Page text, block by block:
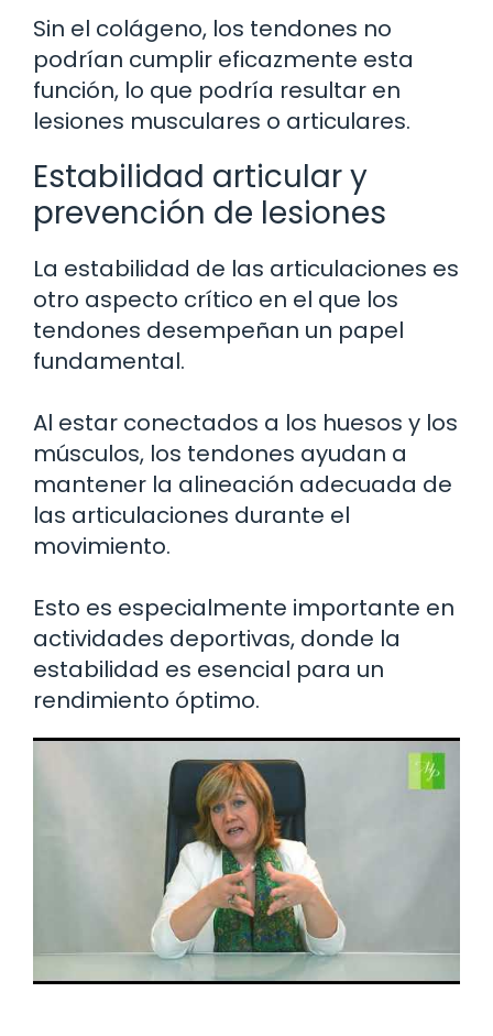
Sin el colágeno, los tendones no
podrían cumplir eficazmente esta
función, lo que podría resultar en
lesiones musculares o articulares.
Estabilidad articular y
prevención de lesiones
La estabilidad de las articulaciones es
otro aspecto crítico en el que los
tendones desempeñan un papel
fundamental.
Al estar conectados a los huesos y los
músculos, los tendones ayudan a
mantener la alineación adecuada de
las articulaciones durante el
movimiento.
Esto es especialmente importante en
actividades deportivas, donde la
estabilidad es esencial para un
rendimiento óptimo.